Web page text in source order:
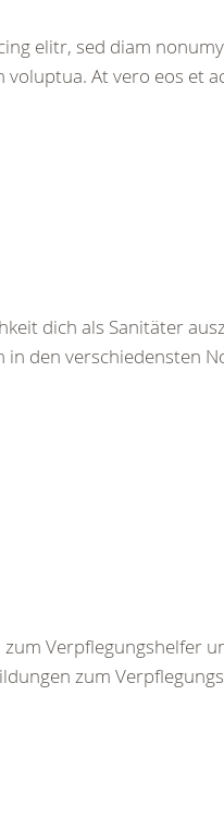
elitr, sed diam
At vero eos et
dich als Sanitäter
den verschiedensten
Verpflegungshelfer
zum